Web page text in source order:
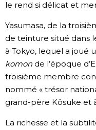
le rend si délicat et
Yasumasa, de la
de teinture situé dans
à Tokyo, lequel a joué
komonde l’époque
troisième membre
nommé « trésor
grand-père Kôsuke et
La richesse et la